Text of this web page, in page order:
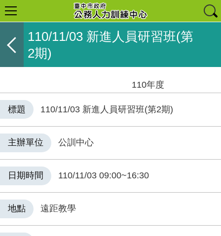
110/11/03 新進人員研習班(第
2期)
110年度
標題 110/11/03 新進人員研習班(第2期)
主辦單位 公訓中心
日期時間 110/11/03 09:00~16:30
地點 遠距教學